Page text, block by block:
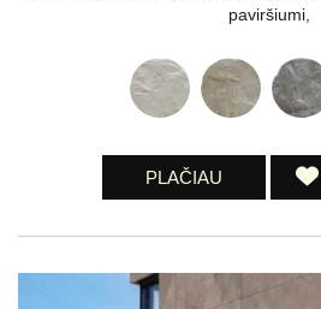
paviršiumi,
PLAČIAU